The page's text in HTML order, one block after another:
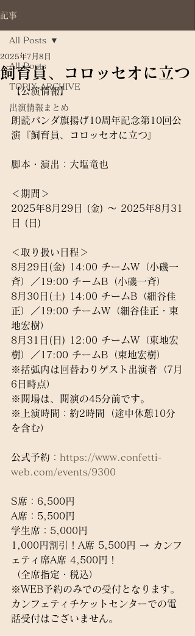
記事
All Posts
TOPIX ARCHIVE
出演情報まとめ
All Posts
飼育員、コロッセオに立つ
2025年7月8日
【公演情報】
朗読パンダ旗揚げ10周年記念第10回公
演『飼育員、コロッセオに立つ』
脚本・演出：大塩竜也
＜期間＞
2025年8月29日 (金) 〜 2025年8月31
日 (日)
＜取り扱い日程＞
8月29日(金) 14:00 チームW（小磯一
斉）／19:00 チームB（小磯一斉）
8月30日(土) 14:00 チームB（細谷佳
正）／19:00 チームW（細谷佳正・東
地宏樹）
8月31日(日) 12:00 チームW（東地宏
樹）／17:00 チームB（東地宏樹）
※括弧内は回替わりゲスト出演者（7月
6日時点）
※開場は、開演の45分前です。
※上演時間：約2時間（途中休憩10分
を含む）
公式予約： https://www.confetti-
web.com/events/9300
S席：6,500円
A席：5,500円
学生席：5,000円
1,000円割引！A席 5,500円 → カンフ
ェティ席A席 4,500円！
（全席指定・税込）
※WEB予約のみでの受付となります。
カンフェティチケットセンターでの電
話受付はございません。